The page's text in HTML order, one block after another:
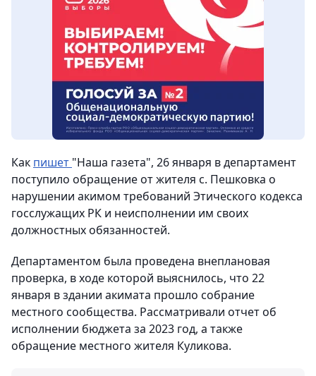
Как пишет "Наша газета", 26 января в департамент
поступило обращение от жителя с. Пешковка о
нарушении акимом требований Этического кодекса
госслужащих РК и неисполнении им своих
должностных обязанностей.
Департаментом была проведена внеплановая
проверка, в ходе которой выяснилось, что 22
января в здании акимата прошло собрание
местного сообщества. Рассматривали отчет об
исполнении бюджета за 2023 год, а также
обращение местного жителя Куликова.